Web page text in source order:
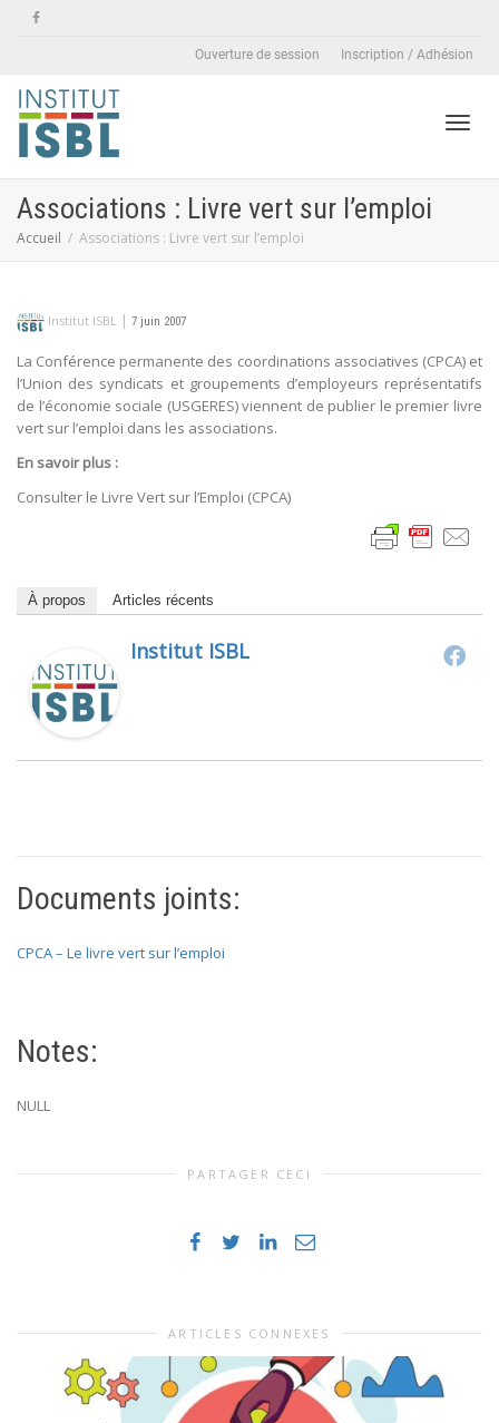
Ouverture de session Inscription / Adhésion
Associations : Livre vert sur l’emploi
Accueil Associations : Livre vert sur l’emploi
Institut ISBL | 7 juin 2007
La Conférence permanente des coordinations associatives (CPCA) et
l’Union des syndicats et groupements d’employeurs représentatifs
de l’économie sociale (USGERES) viennent de publier le premier livre
vert sur l’emploi dans les associations.
En savoir plus :
Consulter le Livre Vert sur l’Emploi (CPCA)
À propos Articles récents
Institut ISBL
Documents joints:
CPCA – Le livre vert sur l’emploi
Notes:
NULL
PARTAGER CECI
ARTICLES CONNEXES